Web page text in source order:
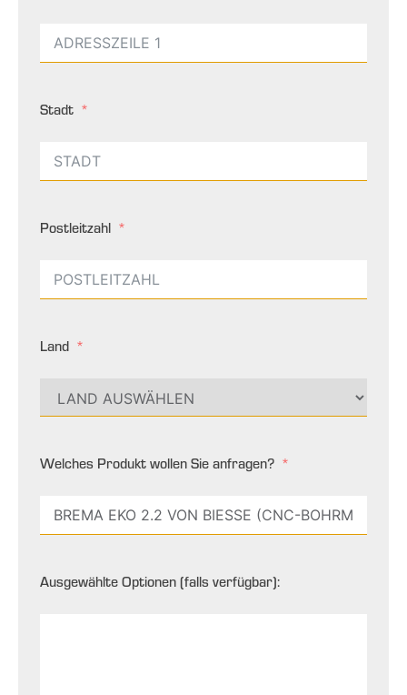
Stadt
Postleitzahl
Land
Welches Produkt wollen Sie anfragen?
Ausgewählte Optionen (falls verfügbar):